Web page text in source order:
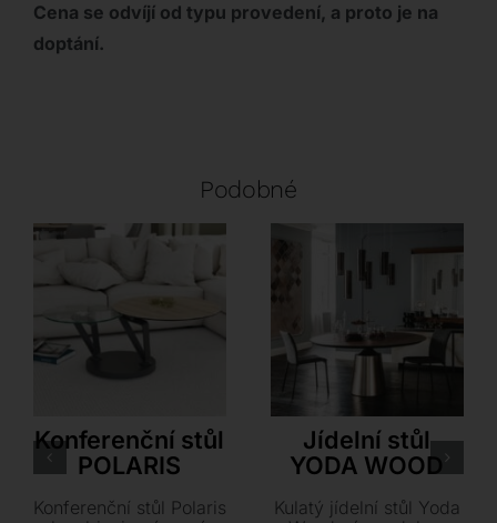
Cena se odvíjí od typu provedení, a proto je na
doptání.
Podobné
Konferenční stůl
POLARIS
Konferenční stůl Polaris
Jídelní stůl
YODA WOOD
Kulatý jídelní stůl Yoda